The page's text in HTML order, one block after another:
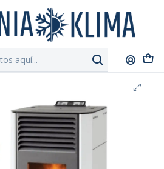
Pellet
Estufa Pellet Bio Fair